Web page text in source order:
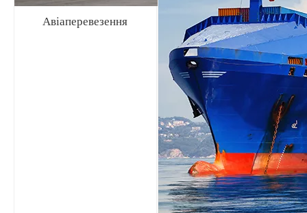
Авіаперевезення